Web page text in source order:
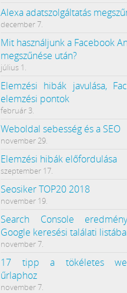
Alexa adatszolgáltatás
december 7.
Mit használjunk a Facebook
megszűnése után?
július 1.
Elemzési hibák javulása,
elemzési pontok
február 3.
Weboldal sebesség és a SEO
november 29.
Elemzési hibák előfordulása
szeptember 17.
Seosiker TOP20 2018
november 19.
Search Console
Google keresési találati
november 7.
17 tipp a tökéletes
űrlaphoz
november 7.